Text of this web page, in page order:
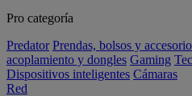
Pro categoría
Predator Prendas, bolsos y
acoplamiento y dongles Gaming
Dispositivos inteligentes Cámaras
Red